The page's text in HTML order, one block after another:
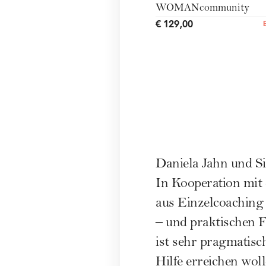
WOMANcommunity
€ 129,00
Daniela Jahn und
In Kooperation
aus
– und praktischen
ist sehr
Hilfe erreichen